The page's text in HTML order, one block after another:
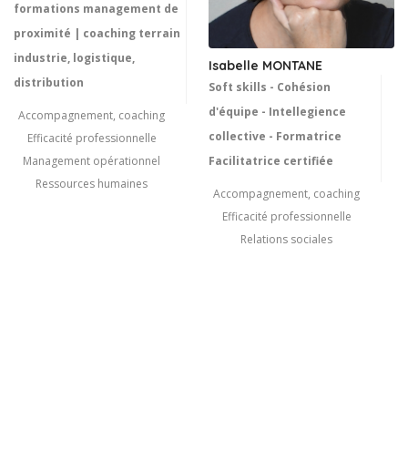
formations management de
proximité | coaching terrain
industrie, logistique,
distribution
Accompagnement, coaching
Efficacité professionnelle
Management opérationnel
Ressources humaines
Isabelle MONTANE
Soft skills - Cohésion
d'équipe - Intellegience
collective - Formatrice
Facilitatrice certifiée
Accompagnement, coaching
Efficacité professionnelle
Relations sociales